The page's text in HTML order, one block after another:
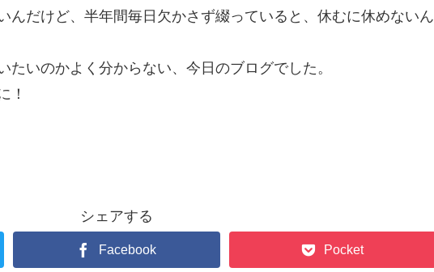
んだけど、半年間毎日欠かさず綴っていると、休むに休めないん
たいのかよく分からない、今日のブログでした。
！
シェアする
Facebook Pocket